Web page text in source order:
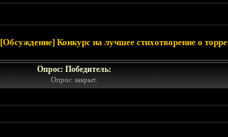
[Обсуждение] Конкурс на лучшее стихотворение о
Опрос: Победитель:
Опрос закрыт.